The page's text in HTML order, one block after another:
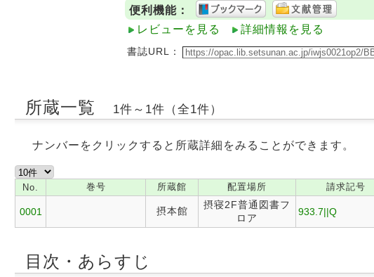
便利機能：
レビューを見る
詳細情報を見る
書誌URL：
所蔵一覧 1件～1件（全1件）
ナンバーをクリックすると所蔵詳細をみることができます。
No. 巻号 所蔵館 配置場所 請求記号
0001 摂本館
摂寝2F普通図書フ
ロア
933.7||Q
目次・あらすじ